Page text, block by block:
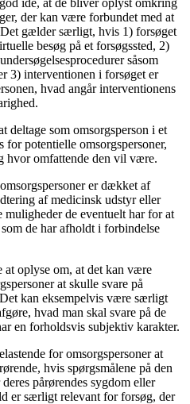
der kan være forbundet med at
gælder særligt, hvis 1) forsøget
besøg på et forsøgssted, 2)
såsom
3) interventionen i forsøget er
hvad angår interventionens
som omsorgsperson i et
for potentielle omsorgspersoner,
hvor omfattende den vil være.
er dækket af
af medicinsk udstyr eller
de eventuelt har for at
de har afholdt i forbindelse
oplyse om, at det kan være
at skulle svare på
kan eksempelvis være særligt
hvad man skal svare på de
en forholdsvis subjektiv karakter.
for omsorgspersoner at
hvis spørgsmålene på den
pårørendes sygdom eller
er særligt relevant for forsøg, der